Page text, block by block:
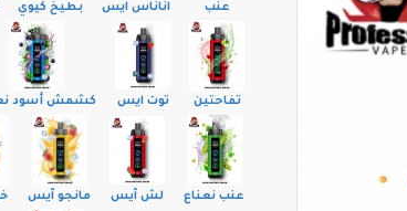
عنب اناناس ايس بطيخ كيوي
تفاحتين توت ايس كشمش أسود
عنب نعناع لش آيس مانجو آيس